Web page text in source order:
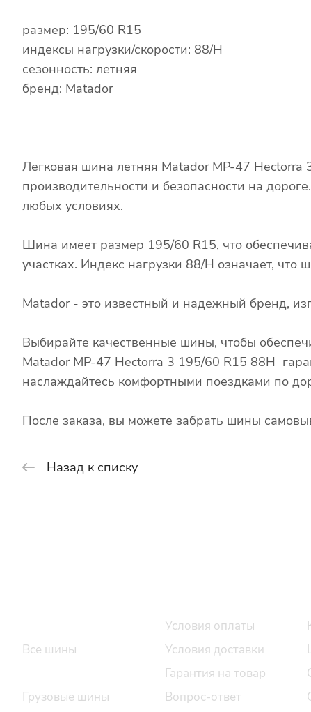
размер: 195/60 R15
индексы нагрузки/скорости: 88/H
сезонность: летняя
бренд: Matador
Легковая шина летняя Matador MP-47
производительности и безопасности на
любых условиях.
Шина имеет размер 195/60 R15, что
участках. Индекс нагрузки 88/H означает,
Matador - это известный и надежный бренд,
Выбирайте качественные шины, чтобы
Matador MP-47 Hectorra 3 195/60 R15 88H
наслаждайтесь комфортными поездками по
После заказа, вы можете забрать шины
Назад к списку
Все шины
Грузовые шины
Условия оплаты
Условия доставки
Гарантия на товар
Вопрос-ответ